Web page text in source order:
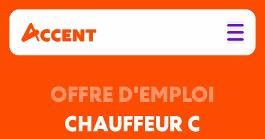
OFFRE D'EMPLOI
CHAUFFEUR C